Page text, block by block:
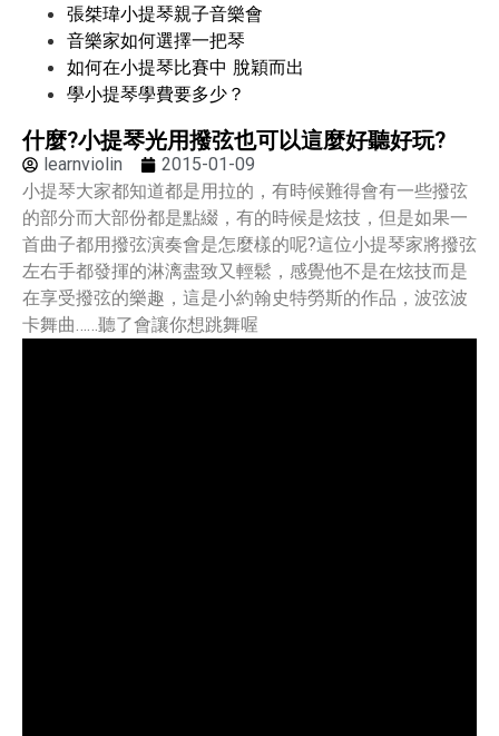
張桀瑋小提琴親子音樂會
音樂家如何選擇一把琴
如何在小提琴比賽中 脫穎而出
學小提琴學費要多少？
什麼?小提琴光用撥弦也可以這麼好聽好玩?
learnviolin
2015-01-09
小提琴大家都知道都是用拉的，有時候難得會有一些撥弦
的部分而大部份都是點綴，有的時候是炫技，但是如果一
首曲子都用撥弦演奏會是怎麼樣的呢?這位小提琴家將撥弦
左右手都發揮的淋漓盡致又輕鬆，感覺他不是在炫技而是
在享受撥弦的樂趣，這是小約翰史特勞斯的作品，波弦波
卡舞曲……聽了會讓你想跳舞喔